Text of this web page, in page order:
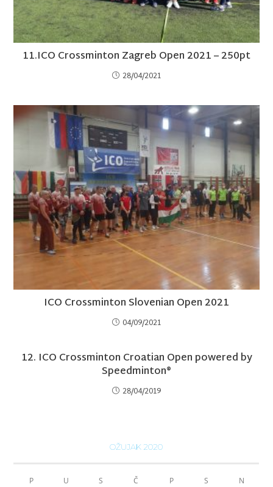
11.ICO Crossminton Zagreb Open 2021 – 250pt
28/04/2021
ICO Crossminton Slovenian Open 2021
04/09/2021
12. ICO Crossminton Croatian Open powered by
Speedminton®
28/04/2019
OŽUJAK 2020
P U S Č P S N